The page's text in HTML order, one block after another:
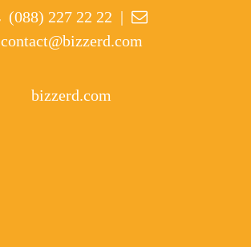
(088) 227 22 22 |
contact@bizzerd.com
bizzerd.com